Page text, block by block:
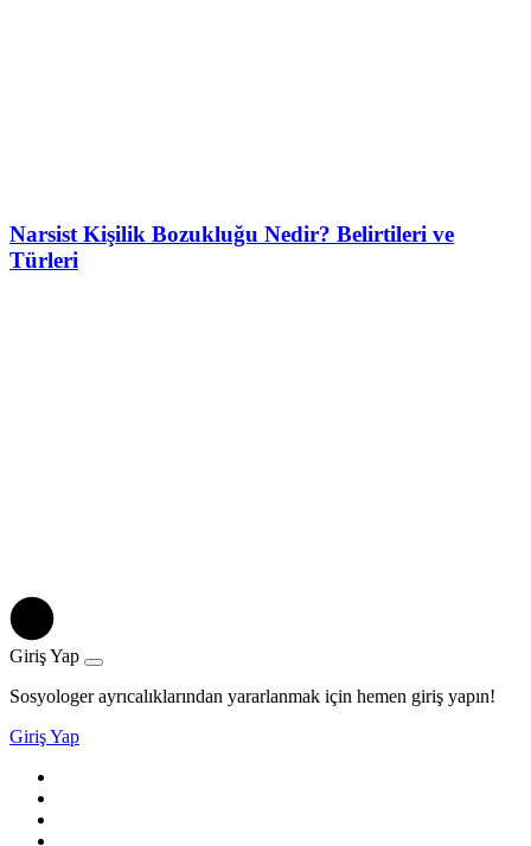
Narsist Kişilik Bozukluğu Nedir? Belirtileri ve
Türleri
Giriş Yap
Sosyologer ayrıcalıklarından yararlanmak için hemen giriş yapın!
Giriş Yap